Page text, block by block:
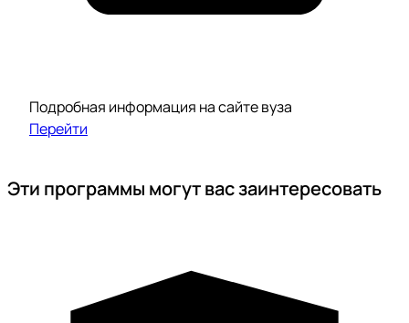
Подробная информация на сайте вуза
Перейти
Эти программы могут вас заинтересовать